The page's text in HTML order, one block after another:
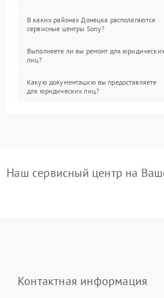
В каких районах Донецка располагаются
сервисные центры Sony?
Выполняете ли вы ремонт для
лиц?
Какую документацию вы предоставляете
для юридических лиц?
Наш сервисный центр на
Контактная информация